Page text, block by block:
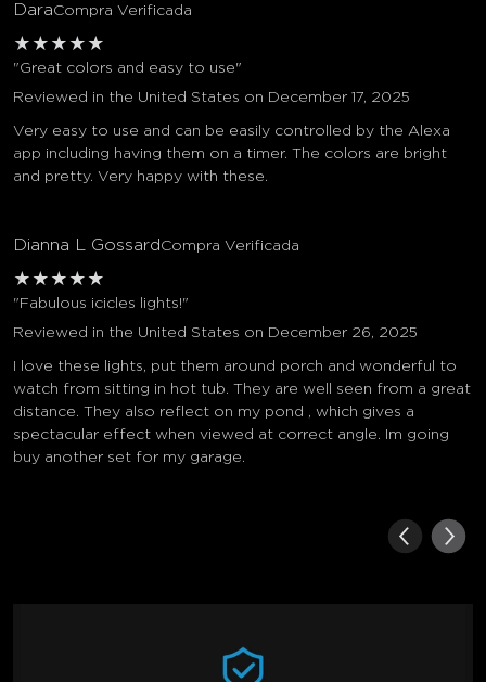
DaraCompra Verificada
★ ★ ★ ★ ★
"Great colors and easy to use"
Reviewed in the United States on December 17, 2025
Very easy to use and can be easily controlled by the Alexa
app including having them on a timer. The colors are bright
and pretty. Very happy with these.
Dianna L Gossard Compra Verificada
★ ★ ★ ★ ★
"Fabulous icicles lights!"
Reviewed in the United States on December 26, 2025
I love these lights, put them around porch and wonderful to
watch from sitting in hot tub. They are well seen from a great
distance. They also reflect on my pond , which gives a
spectacular effect when viewed at correct angle. Im going
buy another set for my garage.